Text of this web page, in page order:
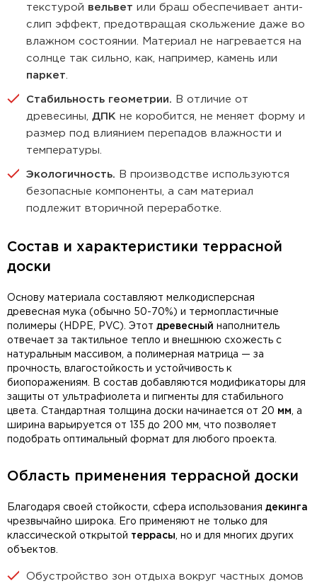
текстурой вельвет или браш обеспечивает анти-
слип эффект, предотвращая скольжение даже во
влажном состоянии. Материал не нагревается на
солнце так сильно, как, например, камень или
паркет
Стабильность геометрии. В отличие от
древесины, ДПК не коробится, не меняет форму и
размер под влиянием перепадов влажности и
температуры.
Экологичность. В производстве используются
безопасные компоненты, а сам материал
подлежит вторичной переработке.
Состав и характеристики террасной
доски
Основу материала составляют мелкодисперсная
древесная мука (обычно 50-70%) и термопластичные
полимеры (HDPE, PVC). Этот древесный наполнитель
отвечает за тактильное тепло и внешнюю схожесть с
натуральным массивом, а полимерная матрица — за
прочность, влагостойкость и устойчивость к
биопоражениям. В состав добавляются модификаторы для
защиты от ультрафиолета и пигменты для стабильного
цвета. Стандартная толщина доски начинается от 20 мм , а
ширина варьируется от 135 до 200 мм, что позволяет
подобрать оптимальный формат для любого проекта.
Область применения террасной доски
Благодаря своей стойкости, сфера использования декинга
чрезвычайно широка. Его применяют не только для
классической открытой террасы , но и для многих других
объектов.
Обустройство зон отдыха вокруг частных домов